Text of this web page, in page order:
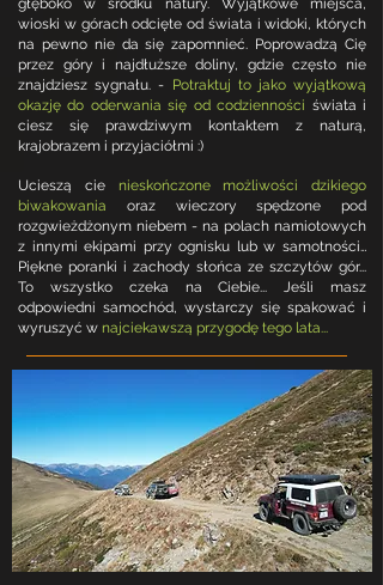
oznaczonych odpowiednimi symbolami w
nawigacji.
Zawsze możesz wybrać łatwiejszą, albo
naprawdę trudną trasę!
To rozwiązanie przypadnie do gustu zarówno
kompletnym nowicjuszom, jak i
doświadczonym miłośnikom jazdy terenowej...
głęboko w środku natury. Wyjątkowe miejsca,
wioski w górach odcięte od świata i widoki, których
na pewno nie da się zapomnieć. Poprowadzą Cię
przez góry i najdłuższe doliny, gdzie często nie
znajdziesz sygnału. - Potraktuj to jako wyjątkową
okazję do oderwania się od codzienności świata i
ciesz się prawdziwym kontaktem z naturą,
krajobrazem i przyjaciółmi :)
Ucieszą cienieskończone możliwości dzikiego
biwakowania oraz wieczory spędzone pod
rozgwieżdżonym niebem - na polach namiotowych
z innymi ekipami przy ognisku lub w samotności…
Piękne poranki i zachody słońca ze szczytów gór...
To wszystko czeka na Ciebie... Jeśli masz
odpowiedni samochód, wystarczy się spakować i
wyruszyć w najciekawszą przygodę tego lata...